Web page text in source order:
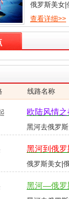
俄罗斯美女|
查看详细>>
线路名称
欧陆风情
黑河去俄罗
黑河到俄
俄罗斯美女|
黑河—俄罗